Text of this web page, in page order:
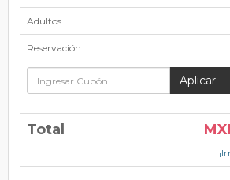
Adultos
Reservación
Aplicar
Total